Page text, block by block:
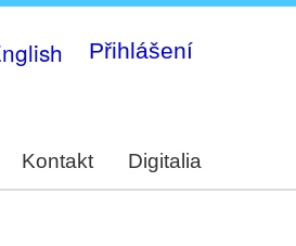
Přihlášení
Kontakt Digitalia